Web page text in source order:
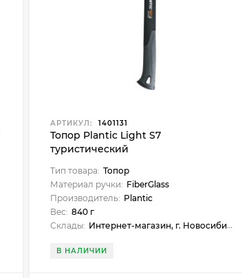
АРТИКУЛ: 1401131
Топор Plantic Light S7
туристический
Тип товара: Топор
Материал ручки: FiberGlass
Производитель: Plantic
Вес: 840 г
Склады: Интернет-магазин, г. Новосибирск, Бийск, ул. Больничный взвоз, 8, Майма, ул. Подгорная, 37
В НАЛИЧИИ